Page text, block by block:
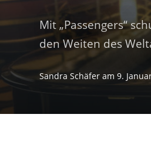
Mit „Passengers“
den Weiten des
Sandra Schäferam 9.